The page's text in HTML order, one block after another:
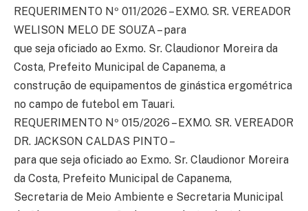
REQUERIMENTO Nº 011/2026 – EXMO. SR. VEREADOR
WELISON MELO DE SOUZA – para
que seja oficiado ao Exmo. Sr. Claudionor Moreira da
Costa, Prefeito Municipal de Capanema, a
construção de equipamentos de ginástica ergométrica
no campo de futebol em Tauari.
REQUERIMENTO Nº 015/2026 – EXMO. SR. VEREADOR
DR. JACKSON CALDAS PINTO –
para que seja oficiado ao Exmo. Sr. Claudionor Moreira
da Costa, Prefeito Municipal de Capanema,
Secretaria de Meio Ambiente e Secretaria Municipal